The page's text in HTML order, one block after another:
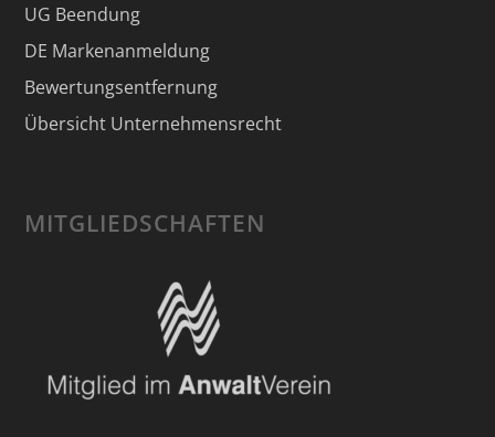
UG Beendung
DE Markenanmeldung
Bewertungsentfernung
Übersicht Unternehmensrecht
MITGLIEDSCHAFTEN